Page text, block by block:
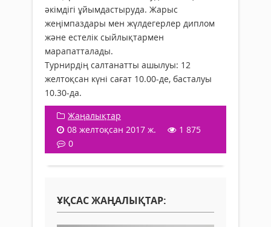
әкімдігі ұйымдастыруда. Жарыс
жеңімпаздары мен жүлдегерлер диплом
және естелік сыйлықтармен
марапатталады.
Турнирдің салтанатты ашылуы: 12
желтоқсан күні сағат 10.00-де, басталуы
10.30-да.
Жаңалықтар
08 желтоқсан 2017 ж.
1 875
0
ҰҚСАС ЖАҢАЛЫҚТАР: